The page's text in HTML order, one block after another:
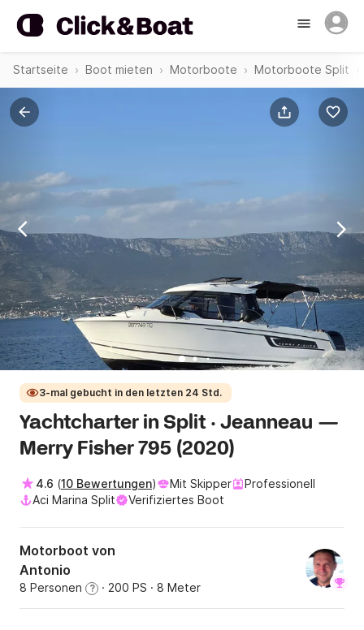
Startseite Boot mieten Motorboote Motorboote Split
3-mal gebucht in den letzten 24 Std.
Yachtcharter in Split · Jeanneau —
Merry Fisher 795 (2020)
4.6 (10 Bewertungen) Mit Skipper
Professionell
Aci Marina Split
Verifiziertes Boot
Motorboot von
Antonio
8 Personen ? · 200 PS · 8 Meter